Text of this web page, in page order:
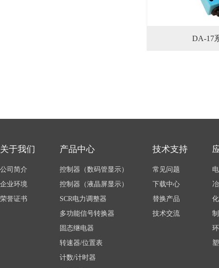
DA-17
关于我们
公司简介
企业环境
荣誉证书
产品中心
控制器（数码管显示）
控制器（液晶屏显示）
SCR电力调整器
多功能信号转换器
固态继电器
转速器/位置表
计数/计时器
技术支持
常见问题
下载中心
替换产品
技术交流